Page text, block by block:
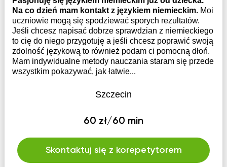
Na co dzień mam kontakt z językiem niemieckim. Moi
uczniowie mogą się spodziewać sporych rezultatów.
Jeśli chcesz napisać dobrze sprawdzian z niemieckiego
to cię do niego przygotuję a jeśli chcesz poprawić swoją
zdolność językową to również podam ci pomocną dłoń.
Mam indywidualne metody nauczania staram się przede
wszystkim pokazywać, jak łatwie...
Szczecin
60 zł/60 min
Skontaktuj się z korepetytorem